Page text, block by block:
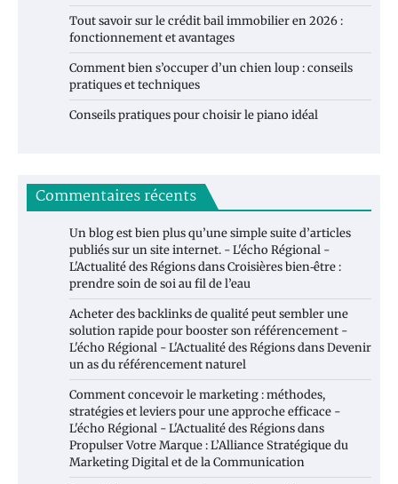
Tout savoir sur le crédit bail immobilier en 2026 :
fonctionnement et avantages
Comment bien s’occuper d’un chien loup : conseils
pratiques et techniques
Conseils pratiques pour choisir le piano idéal
Commentaires récents
Un blog est bien plus qu’une simple suite d’articles
publiés sur un site internet. - L'écho Régional -
L'Actualité des RégionsdansCroisières bien‑être :
prendre soin de soi au fil de l’eau
Acheter des backlinks de qualité peut sembler une
solution rapide pour booster son référencement -
L'écho Régional - L'Actualité des RégionsdansDevenir
un as du référencement naturel
Comment concevoir le marketing : méthodes,
stratégies et leviers pour une approche efficace -
L'écho Régional - L'Actualité des Régionsdans
Propulser Votre Marque : L’Alliance Stratégique du
Marketing Digital et de la Communication